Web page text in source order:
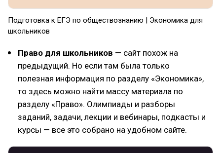
Подготовка к ЕГЭ по обществознанию | Экономика для
школьников
Право для школьников — сайт похож на
предыдущий. Но если там была только
полезная информация по разделу «Экономика»,
то здесь можно найти массу материала по
разделу «Право». Олимпиады и разборы
заданий, задачи, лекции и вебинары, подкасты и
курсы — все это собрано на удобном сайте.